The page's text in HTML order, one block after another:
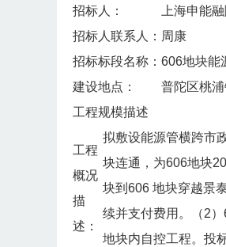
招标人：
上海申能
招标人联系人： 周康
招标标段名称： 606地块能
建设地点：
普陀区桃
工程规模描述
工程
概况
描
述：
拟敷设能源管横跨市
块连通，为606地块
块到606 地块穿越景
续并支付费用。（2
地块内自控工程。投